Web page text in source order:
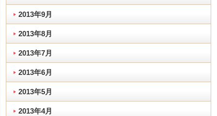
2013年9月
2013年8月
2013年7月
2013年6月
2013年5月
2013年4月